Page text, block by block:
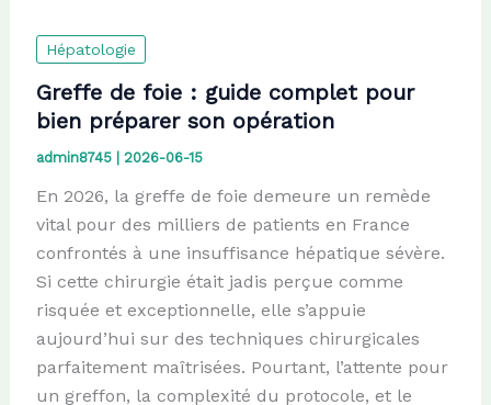
Hépatologie
Greffe de foie : guide complet pour
bien préparer son opération
admin8745 2026-06-15
En 2026, la greffe de foie demeure un remède
vital pour des milliers de patients en France
confrontés à une insuffisance hépatique sévère.
Si cette chirurgie était jadis perçue comme
risquée et exceptionnelle, elle s’appuie
aujourd’hui sur des techniques chirurgicales
parfaitement maîtrisées. Pourtant, l’attente pour
un greffon, la complexité du protocole, et le